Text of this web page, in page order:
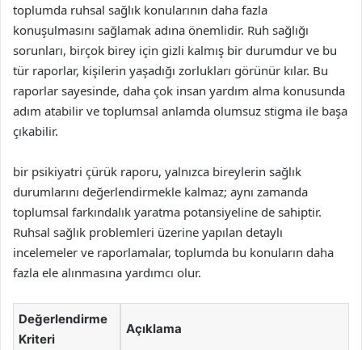
toplumda ruhsal sağlık konularının daha fazla
konuşulmasını sağlamak adına önemlidir. Ruh sağlığı
sorunları, birçok birey için gizli kalmış bir durumdur ve bu
tür raporlar, kişilerin yaşadığı zorlukları görünür kılar. Bu
raporlar sayesinde, daha çok insan yardım alma konusunda
adım atabilir ve toplumsal anlamda olumsuz stigma ile başa
çıkabilir.
bir psikiyatri çürük raporu, yalnızca bireylerin sağlık
durumlarını değerlendirmekle kalmaz; aynı zamanda
toplumsal farkındalık yaratma potansiyeline de sahiptir.
Ruhsal sağlık problemleri üzerine yapılan detaylı
incelemeler ve raporlamalar, toplumda bu konuların daha
fazla ele alınmasına yardımcı olur.
Değerlendirme
Kriteri
Açıklama